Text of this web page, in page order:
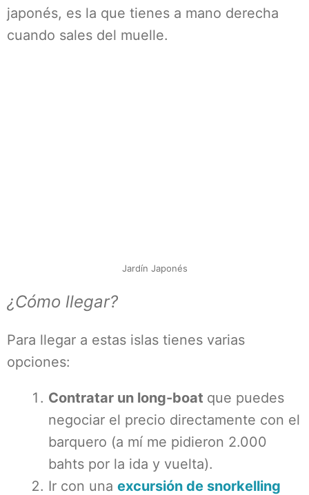
japonés, es la que tienes a mano derecha
cuando sales del muelle.
Jardín Japonés
¿Cómo llegar?
Para llegar a estas islas tienes varias
opciones:
Contratar un long-boat que puedes
negociar el precio directamente con el
barquero (a mí me pidieron 2.000
bahts por la ida y vuelta).
Ir con una excursión de snorkelling